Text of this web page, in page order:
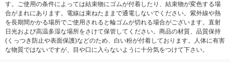
す。ご使用の条件によっては結束物にゴムが付着したり、結束物が変色する場
合がまれにあります。電線は束ねたままで通電しないでください。紫外線や熱
を長期間かかる場所でご使用されると輪ゴムが切れる場合がございます。直射
日光および高温多湿な場所をさけて保管してください。商品の材質、品質保持
(くっつき防止や表面保護)などのため、白い粉が付着しております。人体に有害
な物質ではないですが、目や口に入らないように十分気をつけて下さい。